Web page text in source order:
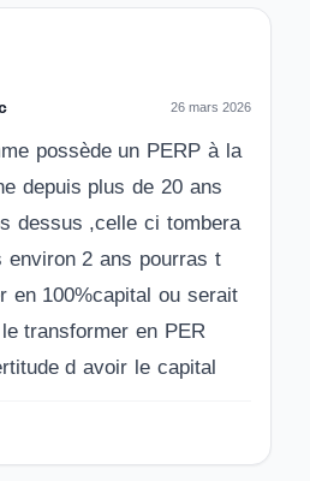
26 mars 2026
possède un PERP à la
depuis plus de 20 ans
dessus ,celle ci tombera
environ 2 ans pourras t
en 100%capital ou serait
transformer en PER
d avoir le capital